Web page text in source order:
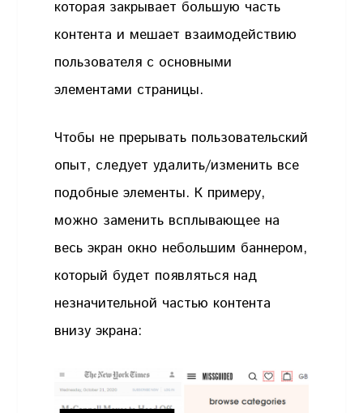
которая закрывает большую часть
контента и мешает взаимодействию
пользователя с основными
элементами страницы.
Чтобы не прерывать пользовательский
опыт, следует удалить/изменить все
подобные элементы. К примеру,
можно заменить всплывающее на
весь экран окно небольшим баннером,
который будет появляться над
незначительной частью контента
внизу экрана: